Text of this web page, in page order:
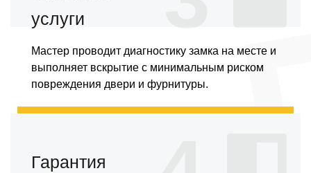
услуги
Мастер проводит диагностику замка на месте и
выполняет вскрытие с минимальным риском
повреждения двери и фурнитуры.
Гарантия